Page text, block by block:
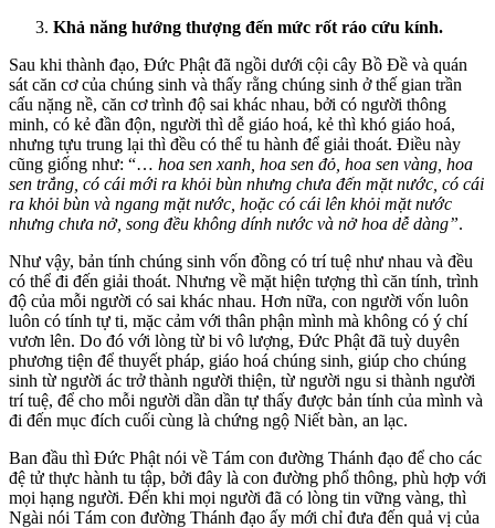
Khả năng hướng thượng đến mức rốt ráo cứu kính.
Sau khi thành đạo, Đức Phật đã ngồi dưới cội cây Bồ Đề và quán
sát căn cơ của chúng sinh và thấy rằng chúng sinh ở thế gian trần
cấu nặng nề, căn cơ trình độ sai khác nhau, bởi có người thông
minh, có kẻ đần độn, người thì dễ giáo hoá, kẻ thì khó giáo hoá,
nhưng tựu trung lại thì đều có thể tu hành để giải thoát. Điều này
cũng giống như: “… hoa sen xanh, hoa sen đỏ, hoa sen vàng, hoa
sen trắng, có cái mới ra khỏi bùn nhưng chưa đến mặt nước, có cái
ra khỏi bùn và ngang mặt nước, hoặc có cái lên khỏi mặt nước
nhưng chưa nở, song đều không dính nước và nở hoa dễ dàng”.
Như vậy, bản tính chúng sinh vốn đồng có trí tuệ như nhau và đều
có thể đi đến giải thoát. Nhưng về mặt hiện tượng thì căn tính, trình
độ của mỗi người có sai khác nhau. Hơn nữa, con người vốn luôn
luôn có tính tự ti, mặc cảm với thân phận mình mà không có ý chí
vươn lên. Do đó với lòng từ bi vô lượng, Đức Phật đã tuỳ duyên
phương tiện để thuyết pháp, giáo hoá chúng sinh, giúp cho chúng
sinh từ người ác trở thành người thiện, từ người ngu si thành người
trí tuệ, để cho mỗi người dần dần tự thấy được bản tính của mình và
đi đến mục đích cuối cùng là chứng ngộ Niết bàn, an lạc.
Ban đầu thì Đức Phật nói về Tám con đường Thánh đạo để cho các
đệ tử thực hành tu tập, bởi đây là con đường phổ thông, phù hợp với
mọi hạng người. Đến khi mọi người đã có lòng tin vững vàng, thì
Ngài nói Tám con đường Thánh đạo ấy mới chỉ đưa đến quả vị của